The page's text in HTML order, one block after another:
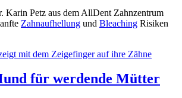
Karin Petz aus dem AllDent Zahnzentrum
Zahnaufhellung und Bleaching Risiken
für werdende Mütter